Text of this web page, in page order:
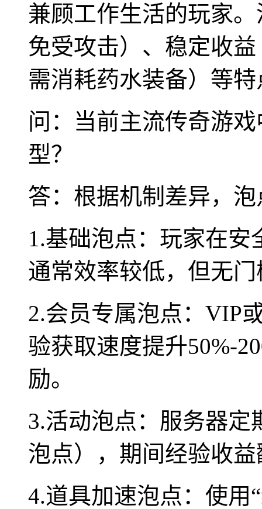
兼顾工作生活的玩家
免受攻击）、稳定收
需消耗药水装备）等特
问：当前主流传奇游
型？
答：根据机制差异，
1.基础泡点：玩家在
通常效率较低，但无
2.会员专属泡点：VIP
验获取速度提升50%-
励。
3.活动泡点：服务器
泡点），期间经验收
4.道具加速泡点：使用